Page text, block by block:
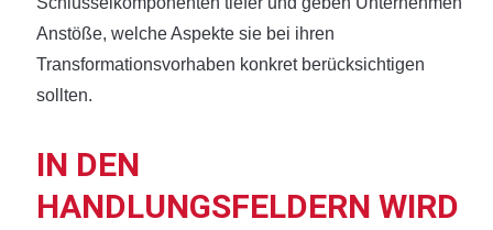
Anstöße, welche Aspekte sie bei ihren
Transformationsvorhaben konkret berücksichtigen
sollten.
IN DEN
HANDLUNGSFELDERN WIRD